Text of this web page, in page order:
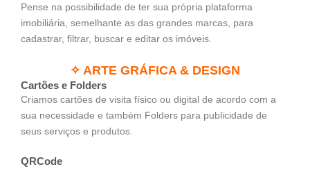
Pense na possibilidade de ter sua própria plataforma
imobiliária, semelhante as das grandes marcas, para
cadastrar, filtrar, buscar e editar os imóveis.
✧ ARTE GRÁFICA & DESIGN
Cartões e Folders
Criamos cartões de visita físico ou digital de acordo com a
sua necessidade e também Folders para publicidade de
seus serviços e produtos.
QRCode